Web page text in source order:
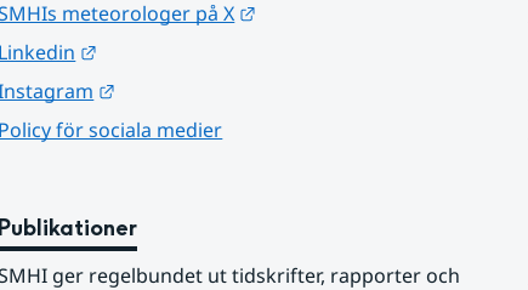
meteorologer på X
Linkedin
Policy för sociala medier
Publikationer
ger regelbundet ut tidskrifter, rapporter och